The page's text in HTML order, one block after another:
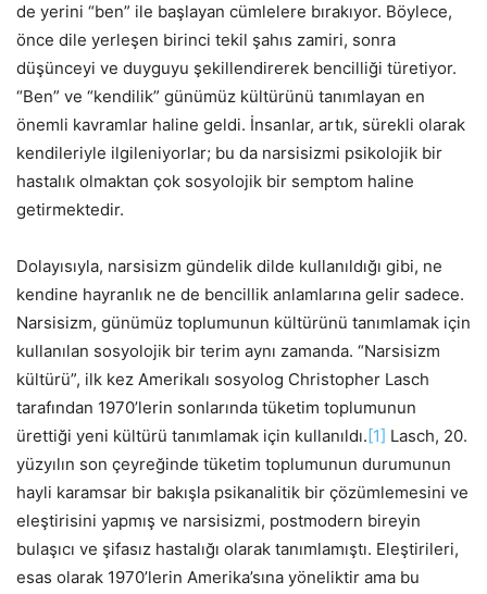
de yerini “ben” ile başlayan cümlelere bırakıyor. Böylece,
önce dile yerleşen birinci tekil şahıs zamiri, sonra
düşünceyi ve duyguyu şekillendirerek bencilliği türetiyor.
“Ben” ve “kendilik” günümüz kültürünü tanımlayan en
önemli kavramlar haline geldi. İnsanlar, artık, sürekli olarak
kendileriyle ilgileniyorlar; bu da narsisizmi psikolojik bir
hastalık olmaktan çok sosyolojik bir semptom haline
getirmektedir.
Dolayısıyla, narsisizm gündelik dilde kullanıldığı gibi, ne
kendine hayranlık ne de bencillik anlamlarına gelir sadece.
Narsisizm, günümüz toplumunun kültürünü tanımlamak için
kullanılan sosyolojik bir terim aynı zamanda. “Narsisizm
kültürü”, ilk kez Amerikalı sosyolog Christopher Lasch
tarafından 1970’lerin sonlarında tüketim toplumunun
ürettiği yeni kültürü tanımlamak için kullanıldı. [1] Lasch, 20.
yüzyılın son çeyreğinde tüketim toplumunun durumunun
hayli karamsar bir bakışla psikanalitik bir çözümlemesini ve
eleştirisini yapmış ve narsisizmi, postmodern bireyin
bulaşıcı ve şifasız hastalığı olarak tanımlamıştı. Eleştirileri,
esas olarak 1970’lerin Amerika’sına yöneliktir ama bu